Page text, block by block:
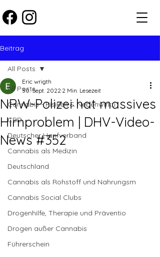
Beitrag
All Posts
Cannabis - Risiken & Nebenwirku
CBD
Deutscher Hanfverband
Cannabis als Medizin
Deutschland
Cannabis als Rohstoff und Nahrungsm
Cannabis Social Clubs
Drogenhilfe, Therapie und Präventio
Drogen außer Cannabis
Führerschein
All Posts
NRW-Polizei hat massives
Hirnproblem | DHV-Video-
News #352
Eric wrigth
30. Sept. 2022 2 Min. Lesezeit